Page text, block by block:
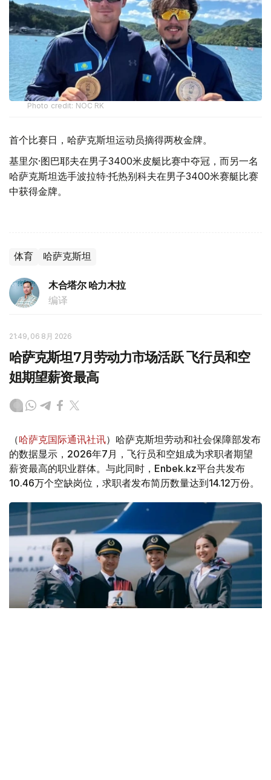
Photo credit: NOC RK
首个比赛日，哈萨克斯坦运动员摘得两枚金牌。
基里尔·图巴耶夫在男子3400米皮艇比赛中夺冠，而另一名
哈萨克斯坦选手波拉特·托热别科夫在男子3400米赛艇比赛
中获得金牌。
体育 哈萨克斯坦
木合塔尔 哈力木拉
编译
21:49, 06 8月 2026
哈萨克斯坦7月劳动力市场活跃 飞行员和空
姐期望薪资最高
（哈萨克国际通讯社讯）哈萨克斯坦劳动和社会保障部发布
的数据显示，2026年7月，飞行员和空姐成为求职者期望
薪资最高的职业群体。与此同时，Enbek.kz平台共发布
10.46万个空缺岗位，求职者发布简历数量达到14.12万份。